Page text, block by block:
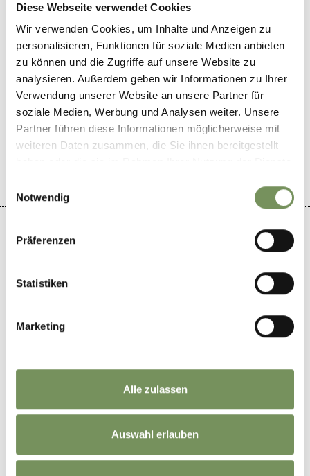
Diese Webseite verwendet Cookies
Wir verwenden Cookies, um Inhalte und Anzeigen zu
personalisieren, Funktionen für soziale Medien anbieten
zu können und die Zugriffe auf unsere Website zu
analysieren. Außerdem geben wir Informationen zu Ihrer
Verwendung unserer Website an unsere Partner für
soziale Medien, Werbung und Analysen weiter. Unsere
Partner führen diese Informationen möglicherweise mit
weiteren Daten zusammen, die Sie ihnen bereitgestellt
Notwendig
Präferenzen
Statistiken
Marketing
Alle zulassen
Auswahl erlauben
T +39 347 7096738
DID YOU FIND THIS CONTENT HELPFUL?
YES NO
+